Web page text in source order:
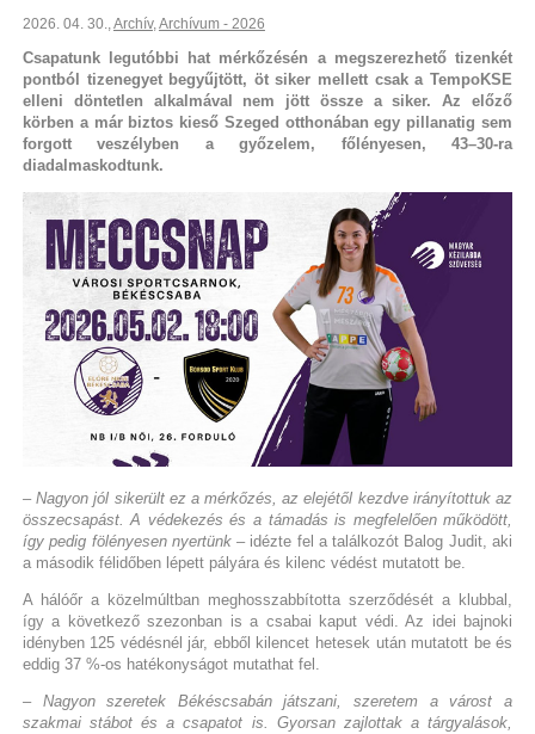
2026. 04. 30. Archív, Archívum - 2026
Csapatunk legutóbbi hat mérkőzésén a megszerezhető tizenkét
pontból tizenegyet begyűjtött, öt siker mellett csak a TempoKSE
elleni döntetlen alkalmával nem jött össze a siker. Az előző
körben a már biztos kieső Szeged otthonában egy pillanatig sem
forgott veszélyben a győzelem, főlényesen, 43–30-ra
diadalmaskodtunk.
– Nagyon jól sikerült ez a mérkőzés, az elejétől kezdve irányítottuk az
összecsapást. A védekezés és a támadás is megfelelően működött,
így pedig fölényesen nyertünk– idézte fel a találkozót Balog Judit, aki
a második félidőben lépett pályára és kilenc védést mutatott be.
A hálóőr a közelmúltban meghosszabbította szerződését a klubbal,
így a következő szezonban is a csabai kaput védi. Az idei bajnoki
idényben 125 védésnél jár, ebből kilencet hetesek után mutatott be és
eddig 37 %-os hatékonyságot mutathat fel.
– Nagyon szeretek Békéscsabán játszani, szeretem a várost a
szakmai stábot és a csapatot is. Gyorsan zajlottak a tárgyalások,